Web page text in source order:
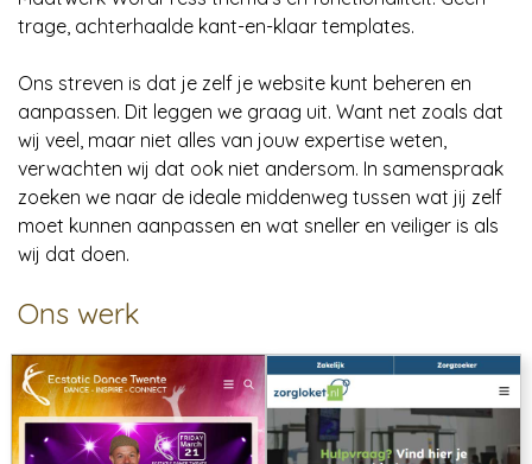
trage, achterhaalde kant-en-klaar templates.
Ons streven is dat je zelf je website kunt beheren en
aanpassen. Dit leggen we graag uit. Want net zoals dat
wij veel, maar niet alles van jouw expertise weten,
verwachten wij dat ook niet andersom. In samenspraak
zoeken we naar de ideale middenweg tussen wat jij zelf
moet kunnen aanpassen en wat sneller en veiliger is als
wij dat doen.
Ons werk